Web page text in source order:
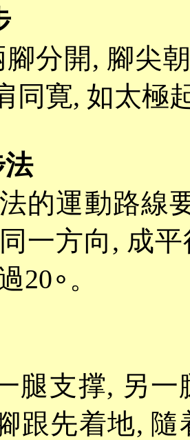
分開 , 腳尖
同寛, 如太極
的運動路線
一方向, 成
20∘。
腿支撑, 另一
跟先着地,